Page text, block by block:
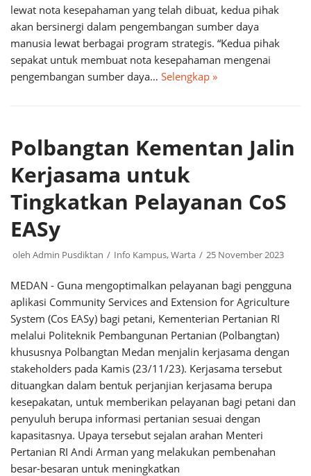
lewat nota kesepahaman yang telah dibuat, kedua pihak
akan bersinergi dalam pengembangan sumber daya
manusia lewat berbagai program strategis. “Kedua pihak
sepakat untuk membuat nota kesepahaman mengenai
pengembangan sumber daya… Selengkap »
Polbangtan Kementan Jalin
Kerjasama untuk
Tingkatkan Pelayanan CoS
EASy
oleh Admin Pusdiktan Info Kampus,Warta 25 November 2023
MEDAN - Guna mengoptimalkan pelayanan bagi pengguna
aplikasi Community Services and Extension for Agriculture
System (Cos EASy) bagi petani, Kementerian Pertanian RI
melalui Politeknik Pembangunan Pertanian (Polbangtan)
khususnya Polbangtan Medan menjalin kerjasama dengan
stakeholders pada Kamis (23/11/23). Kerjasama tersebut
dituangkan dalam bentuk perjanjian kerjasama berupa
kesepakatan, untuk memberikan pelayanan bagi petani dan
penyuluh berupa informasi pertanian sesuai dengan
kapasitasnya. Upaya tersebut sejalan arahan Menteri
Pertanian RI Andi Arman yang melakukan pembenahan
besar-besaran untuk meningkatkan